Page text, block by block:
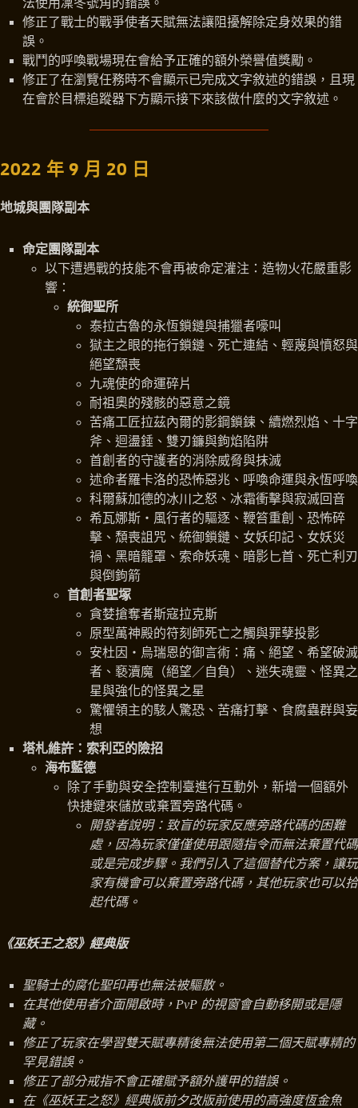
法使用凜冬號角的錯誤。
修正了戰士的戰爭使者天賦無法讓阻擾解除定身效果的錯
誤。
戰鬥的呼喚戰場現在會給予正確的額外榮譽值獎勵。
修正了在瀏覽任務時不會顯示已完成文字敘述的錯誤，且現
在會於目標追蹤器下方顯示接下來該做什麼的文字敘述。
2022 年 9 月 20 日
地城與團隊副本
命定團隊副本
以下遭遇戰的技能不會再被命定灌注：造物火花嚴重影
響：
統御聖所
泰拉古魯的永恆鎖鏈與捕獵者嚎叫
獄主之眼的拖行鎖鏈、死亡連結、輕蔑與憤怒與
絕望頹喪
九魂使的命運碎片
耐祖奧的殘骸的惡意之鏡
苦痛工匠拉茲內爾的影鋼鎖鍊、續燃烈焰、十字
斧、迴盪錘、雙刃鐮與鉤焰陷阱
首創者的守護者的消除威脅與抹滅
述命者羅卡洛的恐怖惡兆、呼喚命運與永恆呼喚
科爾蘇加德的冰川之怒、冰霜衝擊與寂滅回音
希瓦娜斯‧風行者的驅逐、鞭笞重創、恐怖碎
擊、頹喪詛咒、統御鎖鏈、女妖印記、女妖災
禍、黑暗籠罩、索命妖魂、暗影匕首、死亡利刃
與倒鉤箭
首創者聖塚
貪婪搶奪者斯寇拉克斯
原型萬神殿的符刻師死亡之觸與罪孽投影
安杜因‧烏瑞恩的御言術：痛、絕望、希望破滅
者、褻瀆魔（絕望／自負）、迷失魂靈、怪異之
星與強化的怪異之星
驚懼領主的駭人驚恐、苦痛打擊、食腐蟲群與妄
想
塔札維許：索利亞的險招
海布藍德
除了手動與安全控制臺進行互動外，新增一個額外
快捷鍵來儲放或棄置旁路代碼。
開發者說明：致盲的玩家反應旁路代碼的困難
處，因為玩家僅僅使用跟隨指令而無法棄置代碼
或是完成步驟。我們引入了這個替代方案，讓玩
家有機會可以棄置旁路代碼，其他玩家也可以拾
起代碼。
《巫妖王之怒》經典版
聖騎士的腐化聖印再也無法被驅散。
在其他使用者介面開啟時，PvP 的視窗會自動移開或是隱
藏。
修正了玩家在學習雙天賦專精後無法使用第二個天賦專精的
罕見錯誤。
修正了部分戒指不會正確賦予額外護甲的錯誤。
在《巫妖王之怒》經典版前夕改版前使用的高強度恆金魚